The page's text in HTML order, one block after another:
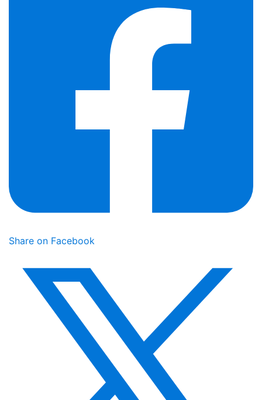
Share on Facebook